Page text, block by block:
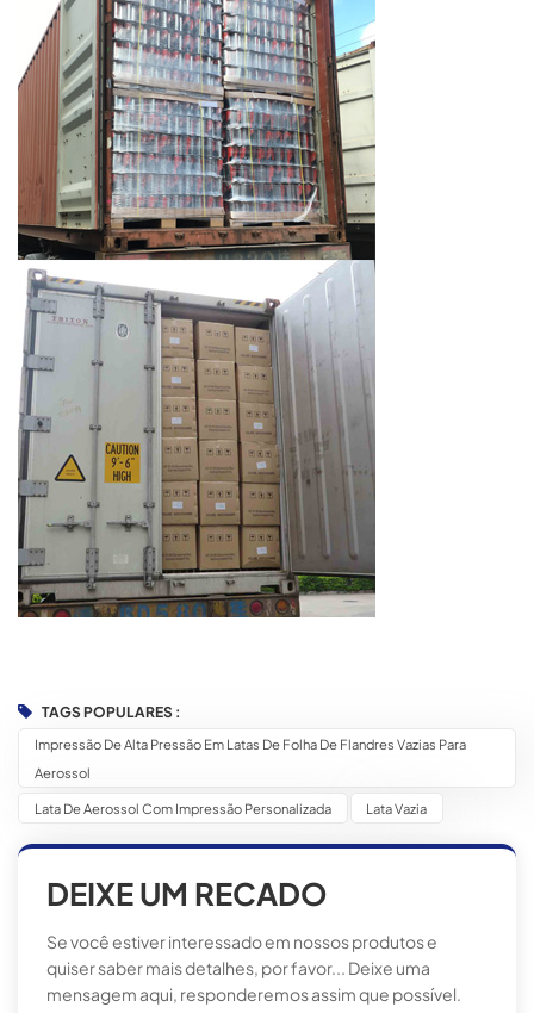
TAGS POPULARES :
Impressão De Alta Pressão Em Latas De Folha De Flandres Vazias Para
Aerossol
Lata De Aerossol Com Impressão Personalizada Lata Vazia
DEIXE UM RECADO
Se você estiver interessado em nossos produtos e
quiser saber mais detalhes, por favor... Deixe uma
mensagem aqui, responderemos assim que possível.